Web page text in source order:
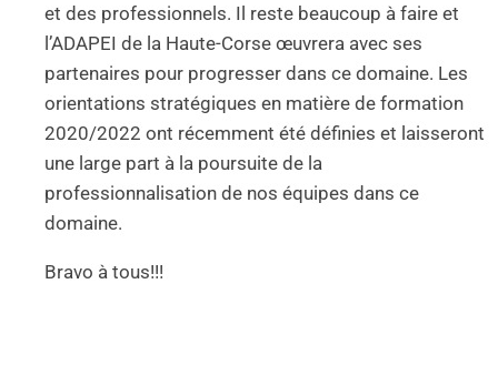
et des professionnels. Il reste beaucoup à faire et
l’ADAPEI de la Haute-Corse œuvrera avec ses
partenaires pour progresser dans ce domaine. Les
orientations stratégiques en matière de formation
2020/2022 ont récemment été définies et laisseront
une large part à la poursuite de la
professionnalisation de nos équipes dans ce
domaine.
Bravo à tous!!!